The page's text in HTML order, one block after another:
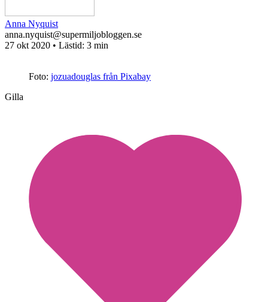
Anna Nyquist
anna.nyquist@supermiljobloggen.se
27 okt 2020 • Lästid: 3 min
Foto: jozuadouglas från Pixabay
Gilla